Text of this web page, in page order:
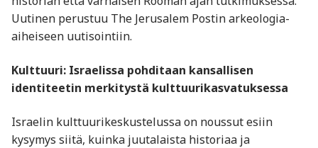
Uutinen perustuu The Jerusalem Postin arkeologia-
aiheiseen uutisointiin.
Kulttuuri: Israelissa pohditaan kansallisen
identiteetin merkitystä kulttuurikasvatuksessa
Israelin kulttuurikeskustelussa on noussut esiin
kysymys siitä, kuinka juutalaista historiaa ja